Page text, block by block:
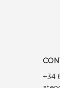
+34